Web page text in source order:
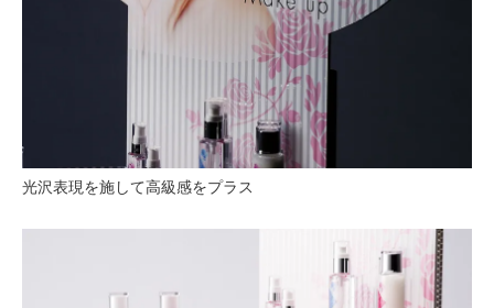
光沢表現を施して高級感をプラス